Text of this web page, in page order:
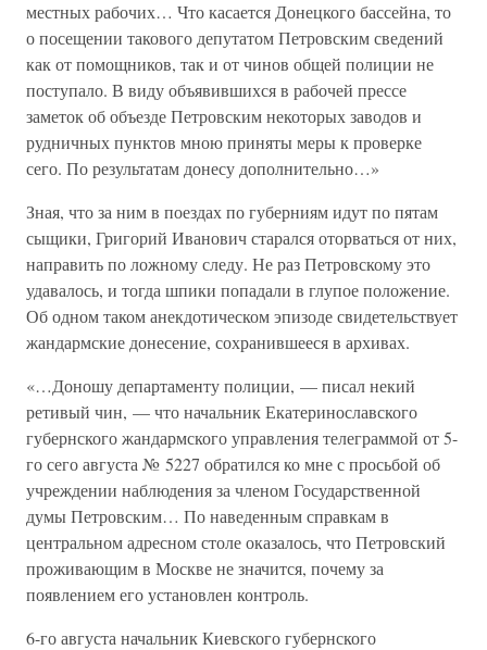
местных рабочих… Что касается Донецкого бассейна, то
о посещении такового депутатом Петровским сведений
как от помощников, так и от чинов общей полиции не
поступало. В виду объявившихся в рабочей прессе
заметок об объезде Петровским некоторых заводов и
рудничных пунктов мною приняты меры к проверке
сего. По результатам донесу дополнительно…»
Зная, что за ним в поездах по губерниям идут по пятам
сыщики, Григорий Иванович старался оторваться от них,
направить по ложному следу. Не раз Петровскому это
удавалось, и тогда шпики попадали в глупое положение.
Об одном таком анекдотическом эпизоде свидетельствует
жандармские донесение, сохранившееся в архивах.
«…Доношу департаменту полиции, — писал некий
ретивый чин, — что начальник Екатеринославского
губернского жандармского управления телеграммой от 5-
го сего августа № 5227 обратился ко мне с просьбой об
учреждении наблюдения за членом Государственной
думы Петровским… По наведенным справкам в
центральном адресном столе оказалось, что Петровский
проживающим в Москве не значится, почему за
появлением его установлен контроль.
6-го августа начальник Киевского губернского